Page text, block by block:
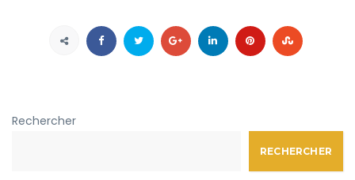
Rechercher
RECHERCHER